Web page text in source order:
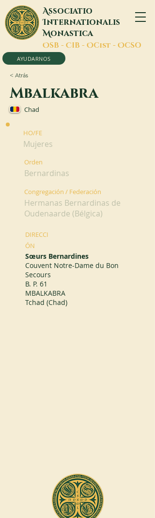
Associatio
Internationalis
Monastica
OSB - CIB - OCist - OCSO
AYUDARNOS
< Atrás
Mbalkabra
Chad
HO/FE
Mujeres
Orden
Bernardinas
Congregación / Federación
Hermanas Bernardinas de
Oudenaarde (Bélgica)
DIRECCI
ÓN
Sœurs Bernardines
Couvent Notre-Dame du Bon
Secours
B. P. 61
MBALKABRA
Tchad (Chad)